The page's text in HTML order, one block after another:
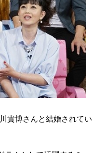
貴博さんと結婚されてい